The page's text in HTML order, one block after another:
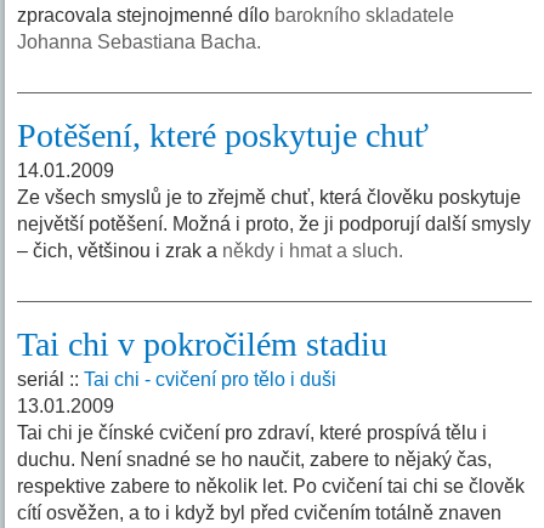
zpracovala stejnojmenné dílo barokního skladatele
Johanna Sebastiana Bacha.
Potěšení, které poskytuje chuť
14.01.2009
Ze všech smyslů je to zřejmě chuť, která člověku poskytuje
největší potěšení. Možná i proto, že ji podporují další smysly
– čich, většinou i zrak a někdy i hmat a sluch.
Tai chi v pokročilém stadiu
seriál ::Tai chi - cvičení pro tělo i duši
13.01.2009
Tai chi je čínské cvičení pro zdraví, které prospívá tělu i
duchu. Není snadné se ho naučit, zabere to nějaký čas,
respektive zabere to několik let. Po cvičení tai chi se člověk
cítí osvěžen, a to i když byl před cvičením totálně znaven